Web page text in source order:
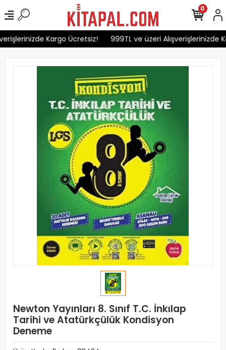
Kargo Ücretsiz! 999TL ve üzeri Alışverişlerinizde
0
Newton Yayınları 8. Sınıf T.C. İnkılap
Tarihi ve Atatürkçülük Kondisyon
Deneme